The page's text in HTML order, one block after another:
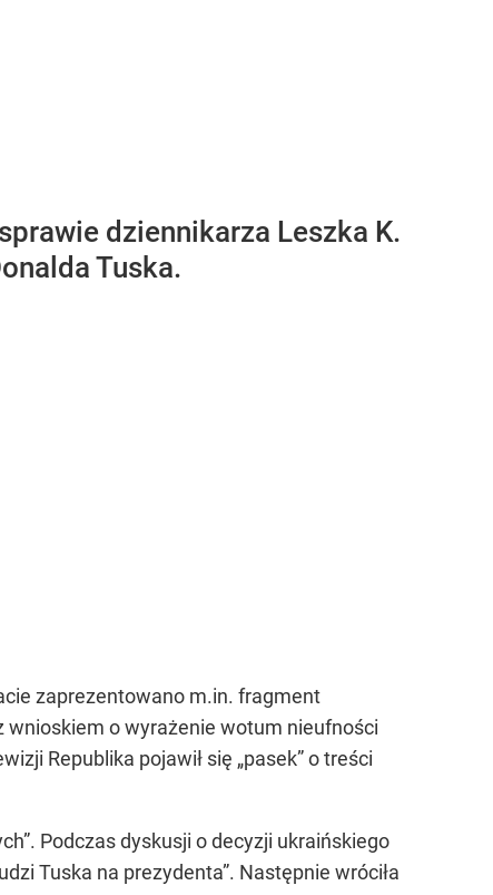
dziennikarza Leszka K.
Tuska.
zaprezentowano m.in. fragment
wnioskiem o wyrażenie wotum nieufności
Republika pojawił się „pasek” o treści
Podczas dyskusji o decyzji ukraińskiego
Tuska na prezydenta”. Następnie wróciła